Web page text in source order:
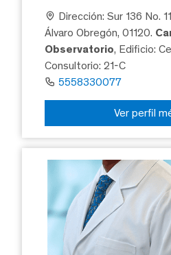
Dirección: Sur 136 No.
Álvaro Obregón, 01120.
Observatorio, Edificio:
Consultorio: 21-C
5558330077
Ver perfil